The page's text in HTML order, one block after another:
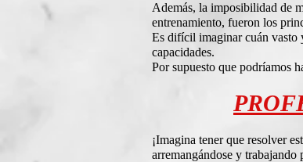
Además, la imposibilidad de
entrenamiento, fueron los
Es difícil imaginar cuán vasto
capacidades.
Por supuesto que podríamos
¡Imagina tener que resolver
arremangándose y trabajando